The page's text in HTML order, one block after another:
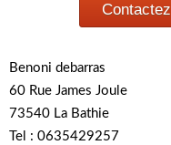
Benoni debarras
60 Rue James Joule
73540 La Bathie
Tel : 0635429257